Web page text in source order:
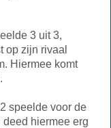
3 uit 3,
op zijn rivaal
Hiermee komt
speelde voor de
hiermee erg